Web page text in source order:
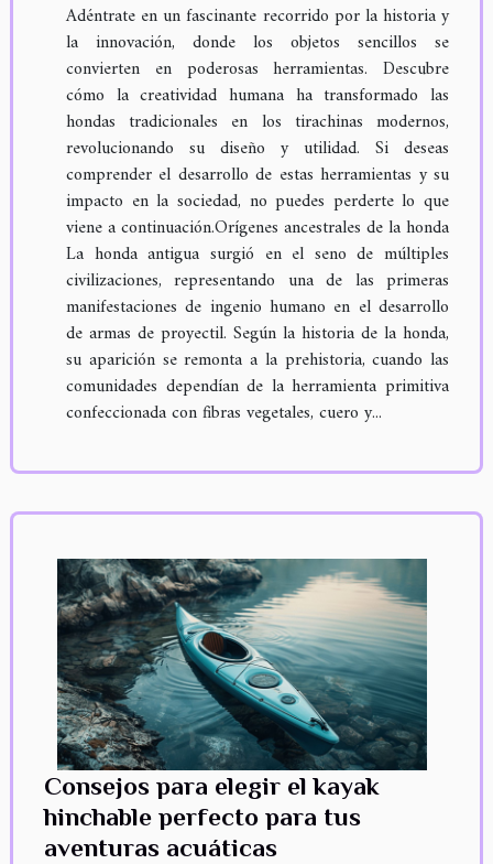
Adéntrate en un fascinante recorrido por la historia y
la innovación, donde los objetos sencillos se
convierten en poderosas herramientas. Descubre
cómo la creatividad humana ha transformado las
hondas tradicionales en los tirachinas modernos,
revolucionando su diseño y utilidad. Si deseas
comprender el desarrollo de estas herramientas y su
impacto en la sociedad, no puedes perderte lo que
viene a continuación.Orígenes ancestrales de la honda
La honda antigua surgió en el seno de múltiples
civilizaciones, representando una de las primeras
manifestaciones de ingenio humano en el desarrollo
de armas de proyectil. Según la historia de la honda,
su aparición se remonta a la prehistoria, cuando las
comunidades dependían de la herramienta primitiva
confeccionada con fibras vegetales, cuero y...
Consejos para elegir el kayak
hinchable perfecto para tus
aventuras acuáticas